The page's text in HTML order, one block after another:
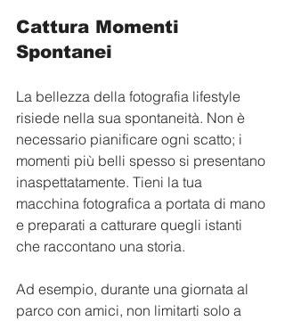
Cattura Momenti
Spontanei
La bellezza della fotografia lifestyle
risiede nella sua spontaneità. Non è
necessario pianificare ogni scatto; i
momenti più belli spesso si presentano
inaspettatamente. Tieni la tua
macchina fotografica a portata di mano
e preparati a catturare quegli istanti
che raccontano una storia.
Ad esempio, durante una giornata al
parco con amici, non limitarti solo a